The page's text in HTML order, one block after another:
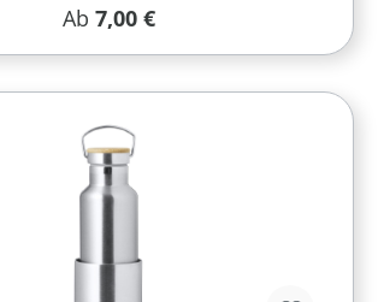
Regulärer Preis:
Ab 7,00 €